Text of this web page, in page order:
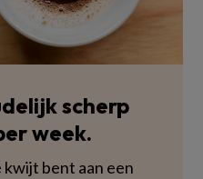
scherp
week.
kwijt bent aan een